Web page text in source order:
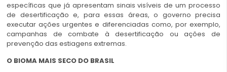
específicas que já apresentam sinais visíveis de um processo
de desertificação e, para essas áreas, o governo precisa
executar ações urgentes e diferenciadas como, por exemplo,
campanhas de combate à desertificação ou ações de
prevenção das estiagens extremas.
O BIOMA MAIS SECO DO BRASIL